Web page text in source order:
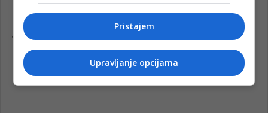
Pristajem
Upravljanje opcijama